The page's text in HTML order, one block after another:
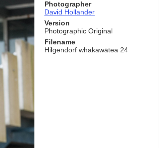
Photographer
David Hollander
Version
Photographic Original
Filename
Hilgendorf whakawātea 24